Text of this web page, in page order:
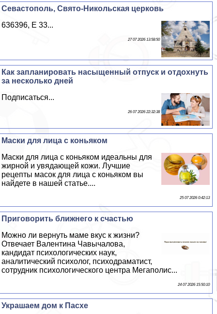
Севастополь, Свято-Никольская церковь
636396, E 33...
27 07 2026 13:58:50
Как запланировать насыщенный отпуск и отдохнуть
за несколько дней
Подписаться...
26 07 2026 22:32:38
Маски для лица с коньяком
Маски для лица с коньяком идеальны для
жирной и увядающей кожи. Лучшие
рецепты масок для лица с коньяком вы
найдете в нашей статье....
25 07 2026 0:42:13
Приговорить ближнего к счастью
Можно ли вернуть маме вкус к жизни?
Отвечает Валентина Чавычалова,
кандидат психологических наук,
аналитический психолог, психодраматист,
сотрудник психологического центра Мегаполис...
24 07 2026 15:50:10
Украшаем дом к Пасхе